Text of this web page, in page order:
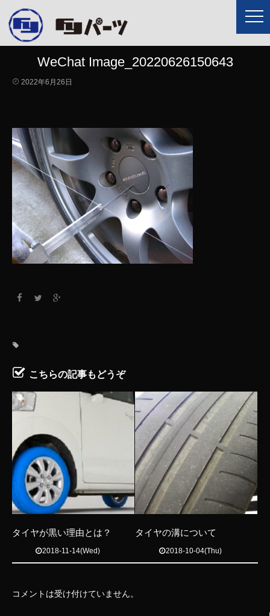
WeChat Image_20220626150643
2022年6月26日
こちらの記事もどうぞ
タイヤが黒い理由とは？
2018-11-14(Wed)
タイヤの溝について
2018-10-04(Thu)
コメントは受け付けていません。